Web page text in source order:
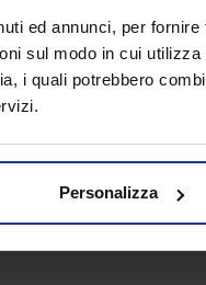
ed annunci, per
sul modo in cui
i quali potrebbero
Personalizza
C.F. 02213830371